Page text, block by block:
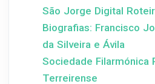
São Jorge Digital
Biografias: Francisco
da Silveira e Ávila
Sociedade Filarmónica
Terreirense